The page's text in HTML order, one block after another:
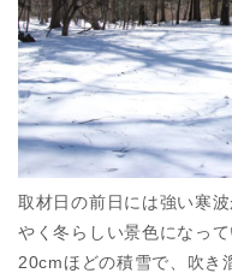
取材日の前日には強い寒
やく冬らしい景色になって
20cmほどの積雪で、吹き